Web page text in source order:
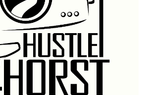
LEGAL WALLS
GÜTER
ATHENS GRAFFITI Menü
öffnen
ATHENS TRAINS
KAUGUMMIAUTOMATEN